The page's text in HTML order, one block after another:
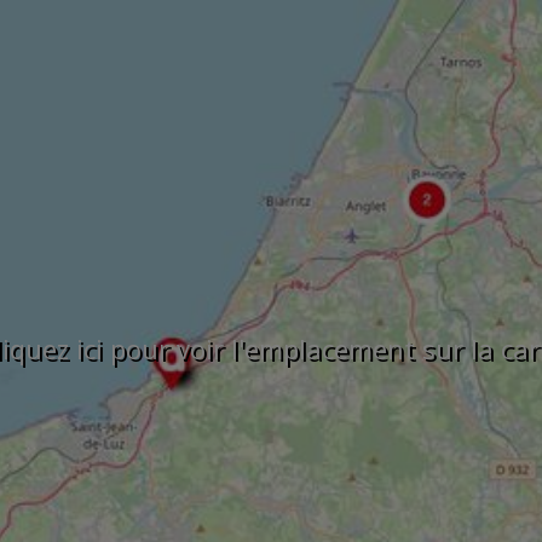
ici pour voir l'emplacement sur la